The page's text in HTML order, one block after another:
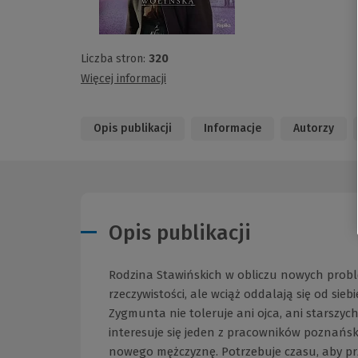
Liczba stron: 320
Więcej informacji
Opis publikacji Informacje Autorzy
Opis publikacji
Rodzina Stawińskich w obliczu nowych
rzeczywistości, ale wciąż oddalają się od
Zygmunta nie toleruje ani ojca, ani
interesuje się jeden z pracowników
nowego mężczyznę. Potrzebuje czasu, aby